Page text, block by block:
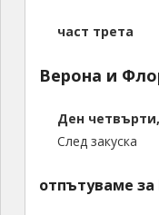
част трета
Верона и
Денчетвърти,
След закуска
отпътуваме